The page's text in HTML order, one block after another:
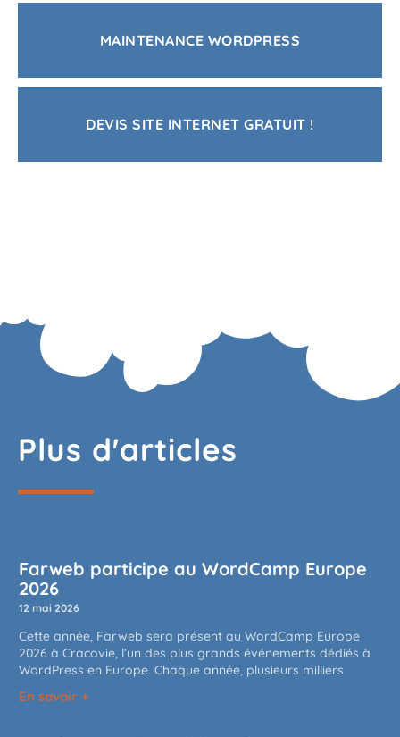
MAINTENANCE WORDPRESS
DEVIS SITE INTERNET GRATUIT !
Plus d'articles
Farweb participe au WordCamp Europe
2026
12 mai 2026
Cette année, Farweb sera présent au WordCamp Europe
2026 à Cracovie, l’un des plus grands événements dédiés à
WordPress en Europe. Chaque année, plusieurs milliers
En savoir +